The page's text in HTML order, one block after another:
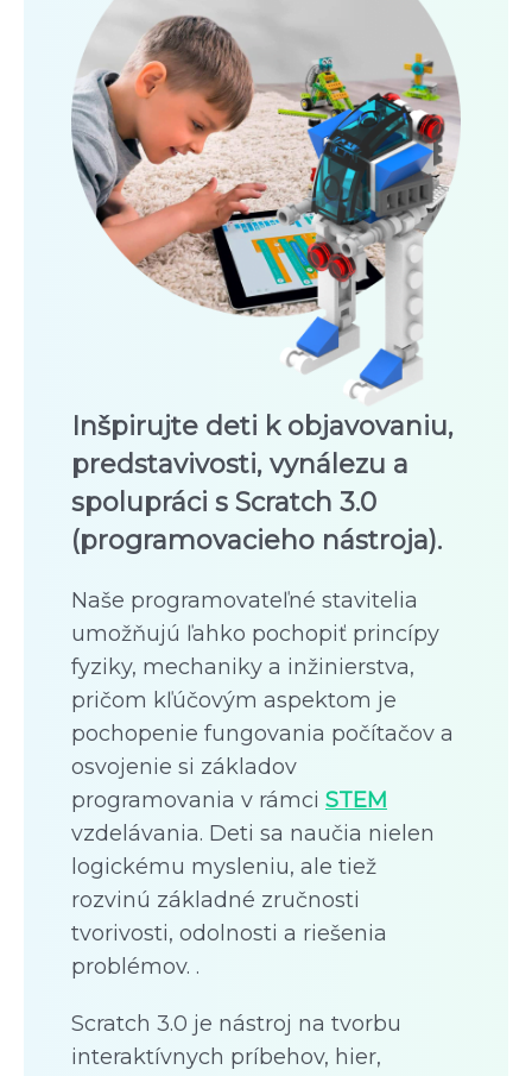
Inšpirujte deti k objavovaniu,
predstavivosti, vynálezu a
spolupráci s Scratch 3.0
(programovacieho nástroja).
Naše programovateľné stavitelia
umožňujú ľahko pochopiť princípy
fyziky, mechaniky a inžinierstva,
pričom kľúčovým aspektom je
pochopenie fungovania počítačov a
osvojenie si základov
programovania v rámci STEM
vzdelávania. Deti sa naučia nielen
logickému mysleniu, ale tiež
rozvinú základné zručnosti
tvorivosti, odolnosti a riešenia
problémov. .
Scratch 3.0 je nástroj na tvorbu
interaktívnych príbehov, hier,